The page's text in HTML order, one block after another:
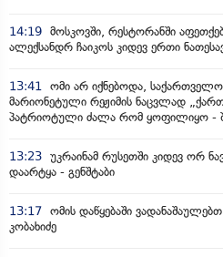
14:19 მოსკოვში, რესტორანში
ალექსანდრ ჩაიკოს კიდევ ერთი
13:41
ომი არ იქნებოდა,
მარიონეტული რეჟიმის ნაცვლად
პატრიოტული ძალა რომ ყოფილიყო -
13:23 უკრაინამ რუსეთში კიდევ ორ
დაარტყა - გენშტაბი
13:17 ომის დაწყებაში
კობახიძე